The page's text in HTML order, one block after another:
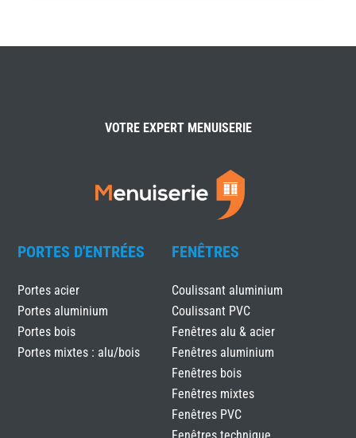
VOTRE EXPERT MENUISERIE
PORTES D'ENTRÉES
Portes acier
Portes aluminium
Portes bois
Portes mixtes : alu/bois
FENÊTRES
Coulissant aluminium
Coulissant PVC
Fenêtres alu & acier
Fenêtres aluminium
Fenêtres bois
Fenêtres mixtes
Fenêtres PVC